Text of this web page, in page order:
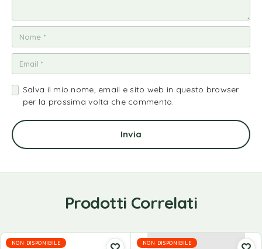
Salva il mio nome, email e sito web in questo browser
per la prossima volta che commento.
Prodotti Correlati
NON DISPONIBILE NON DISPONIBILE